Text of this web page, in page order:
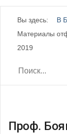
Вы здесь: В
Материалы
2019
Проф.